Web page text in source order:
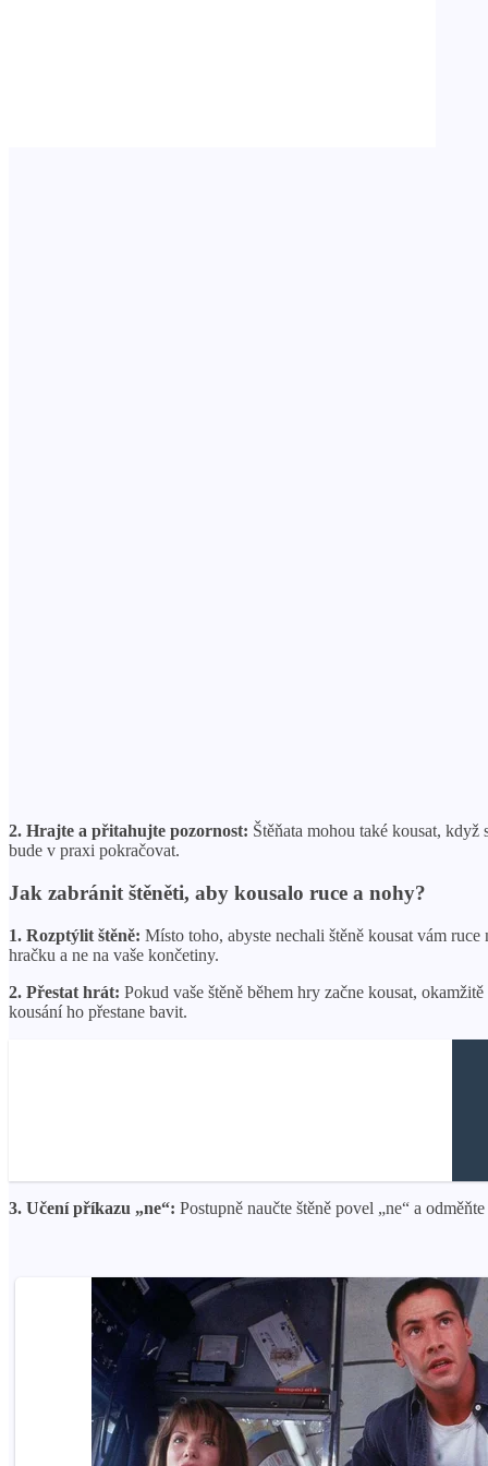
2. Hrajte a přitahujte pozornost: Štěňata mohou také kousat,
bude v praxi pokračovat.
Jak zabránit štěněti, aby kousalo ruce a nohy?
1. Rozptýlit štěně: Místo toho, abyste nechali štěně kousat vám
hračku a ne na vaše končetiny.
2. Přestat hrát: Pokud vaše štěně během hry začne kousat,
kousání ho přestane bavit.
3. Učení příkazu „ne“: Postupně naučte štěně povel „ne“ a